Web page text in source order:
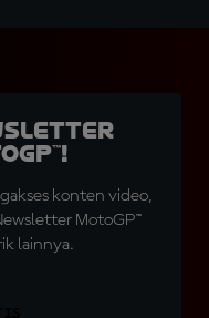
konten video,
MotoGP™
lainnya.